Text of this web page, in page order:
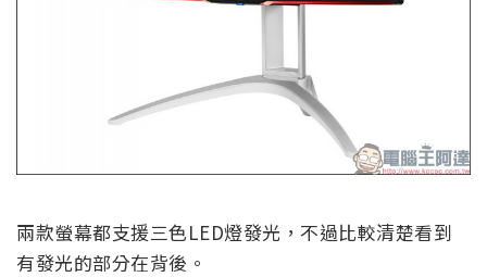
兩款螢幕都支援三色LED燈發光，不過比較清楚看到
有發光的部分在背後。